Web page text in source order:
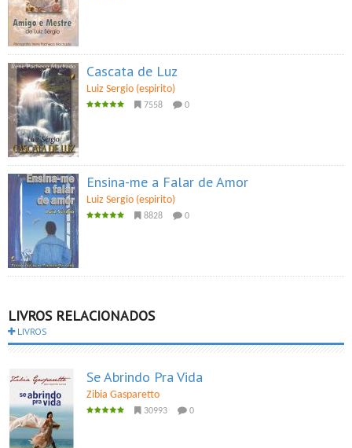
Cascata de Luz
Luiz Sergio (espirito)
7558 0
Ensina-me a Falar de Amor
Luiz Sergio (espirito)
8828 0
LIVROS RELACIONADOS
LIVROS
Se Abrindo Pra Vida
Zibia Gasparetto
30993 0